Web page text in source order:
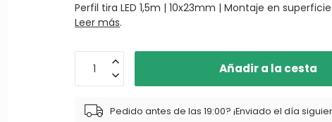
Perfil tira LED 1,5m | 10x23mm | Montaje en
Leer más.
Añadir a la cesta
Pedido antes de las 19:00? ¡Enviado el día